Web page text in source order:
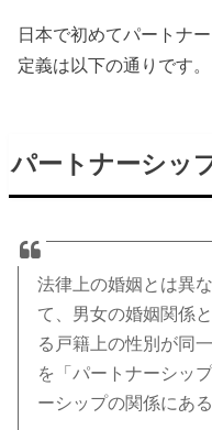
日本で初めてパートナ
定義は以下の通りです。
パートナーシッ
法律上の婚姻とは異
て、男女の婚姻関係
る戸籍上の性別が同
を「パートナーシッ
ーシップの関係にあ